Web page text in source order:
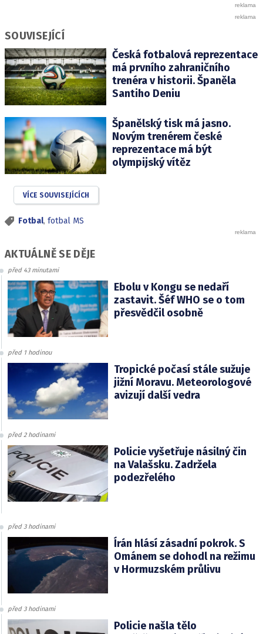
SOUVISEJÍCÍ
Česká fotbalová reprezentace
má prvního zahraničního
trenéra v historii. Španěla
Santiho Deniu
Španělský tisk má jasno.
Novým trenérem české
reprezentace má být
olympijský vítěz
VÍCE SOUVISEJÍCÍCH
Fotbal, fotbal MS
AKTUÁLNĚ SE DĚJE
před 43 minutami
Ebolu v Kongu se nedaří
zastavit. Šéf WHO se o tom
přesvědčil osobně
před 1 hodinou
Tropické počasí stále sužuje
jižní Moravu. Meteorologové
avizují další vedra
před 2 hodinami
Policie vyšetřuje násilný čin
na Valašsku. Zadržela
podezřelého
před 3 hodinami
Írán hlásí zásadní pokrok. S
Ománem se dohodl na režimu
v Hormuzském průlivu
před 3 hodinami
Policie našla tělo